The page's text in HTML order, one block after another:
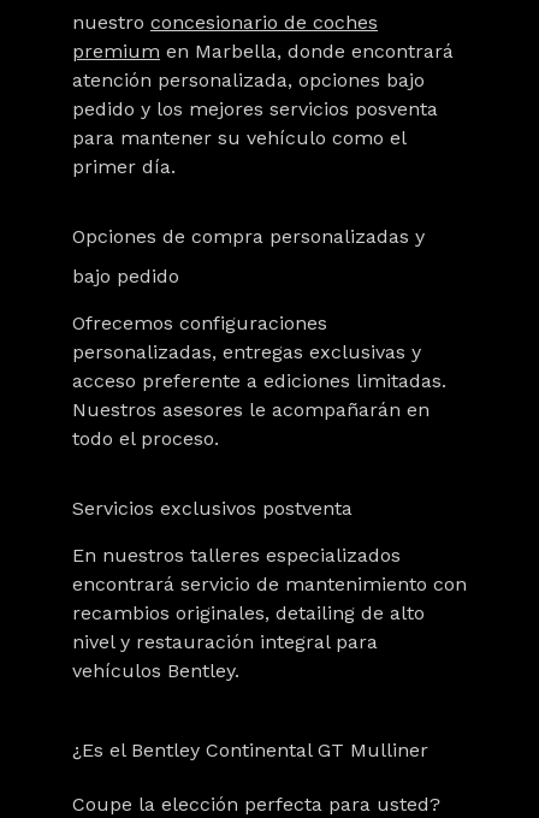
nuestro concesionario de coches
premium en Marbella, donde encontrará
atención personalizada, opciones bajo
pedido y los mejores servicios posventa
para mantener su vehículo como el
primer día.
Opciones de compra personalizadas y
bajo pedido
Ofrecemos configuraciones
personalizadas, entregas exclusivas y
acceso preferente a ediciones limitadas.
Nuestros asesores le acompañarán en
todo el proceso.
Servicios exclusivos postventa
En nuestros talleres especializados
encontrará servicio de mantenimiento con
recambios originales, detailing de alto
nivel y restauración integral para
vehículos Bentley.
¿Es el Bentley Continental GT Mulliner
Coupe la elección perfecta para usted?